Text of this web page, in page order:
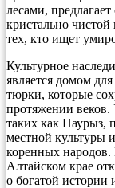
лесами,
кристально
тех, кто ищет
Культурное
является домом
тюрки, которые
протяжении веков.
таких как Наурыз,
местной культуры
коренных
Алтайском крае
о богатой истории